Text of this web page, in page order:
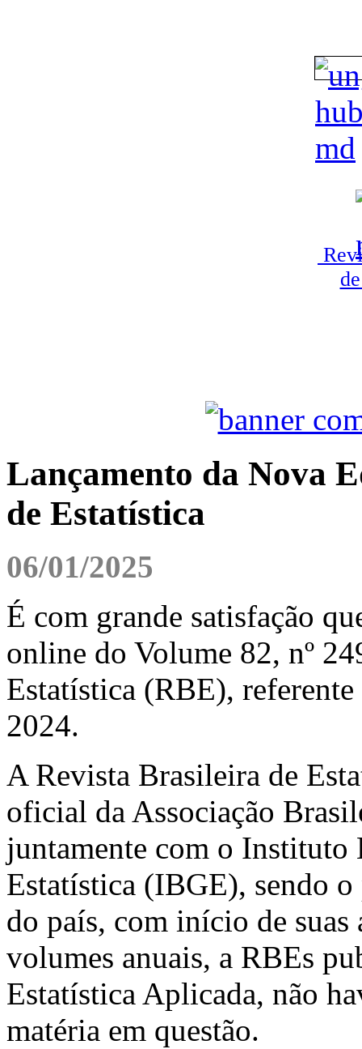
Lançamento da Nova
de Estatística
06/01/2025
É com grande satisfação
online do Volume 82, nº
Estatística (RBE),
2024.
A Revista Brasileira de
oficial da Associação
juntamente com o Instituto
Estatística (IBGE), sendo
do país, com início de
volumes anuais, a RBEs
Estatística Aplicada, não
matéria em questão.